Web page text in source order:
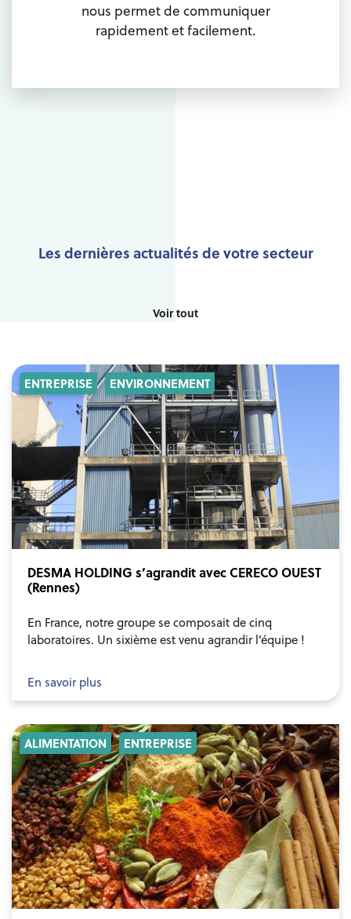
nous permet de communiquer
rapidement et facilement.
Les dernières actualités de votre secteur
Voir tout
DESMA HOLDING s’agrandit avec CERECO OUEST
(Rennes)
En France, notre groupe se composait de cinq
laboratoires. Un sixième est venu agrandir l’équipe !
En savoir plus
ENTREPRISE ENVIRONNEMENT
ALIMENTATION ENTREPRISE